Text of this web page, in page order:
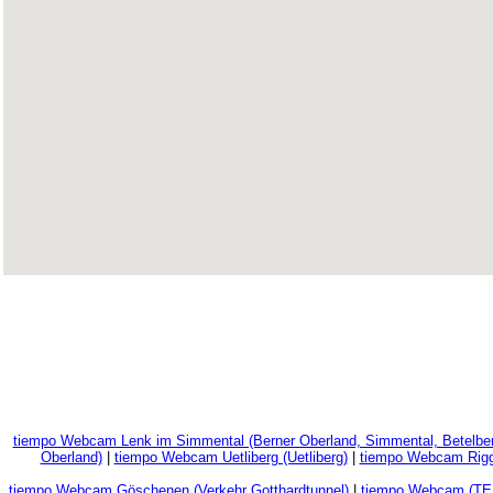
tiempo Webcam Lenk im Simmental (Berner Oberland, Simmental,
Oberland)| tiempo Webcam Uetliberg (Uetliberg)| tiempo Webcam